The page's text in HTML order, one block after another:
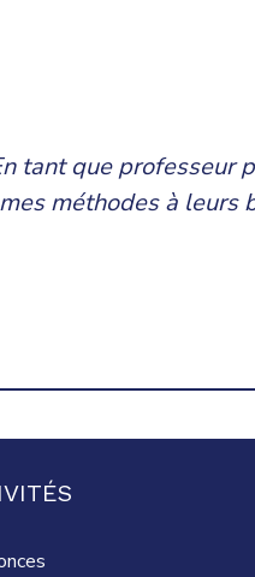
tant que professeur
mes méthodes à leurs